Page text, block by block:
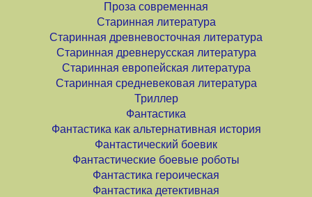
Проза современная
Старинная литература
Старинная древневосточная литература
Старинная древнерусская литература
Старинная европейская литература
Старинная средневековая литература
Триллер
Фантастика
Фантастика как альтернативная история
Фантастический боевик
Фантастические боевые роботы
Фантастика героическая
Фантастика детективная